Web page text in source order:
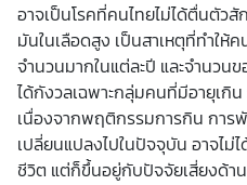
อาจเป็นโรคที่คนไทยไม่ได้ตื่นตัวสั
มันในเลือดสูง เป็นสาเหตุที่ทำให้
จำนวนมากในแต่ละปี และจำนวน
ได้กังวลเฉพาะกลุ่มคนที่มีอายุเกิ
เนื่องจากพฤติกรรมการกิน การ
เปลี่ยนแปลงไปในปัจจุบัน อาจไ
ชีวิต แต่ก็ขึ้นอยู่กับปัจจัยเสี่ยงด้า